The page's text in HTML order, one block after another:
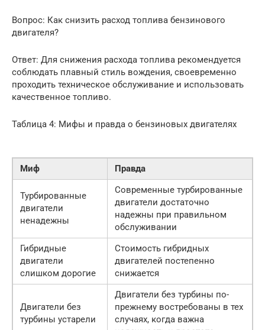
Вопрос: Как снизить расход топлива бензинового
двигателя?
Ответ: Для снижения расхода топлива рекомендуется
соблюдать плавный стиль вождения, своевременно
проходить техническое обслуживание и использовать
качественное топливо.
Таблица 4: Мифы и правда о бензиновых двигателях
Миф Правда
Турбированные
двигатели
ненадежны
Современные турбированные
двигатели достаточно
надежны при правильном
обслуживании
Гибридные
двигатели
слишком дорогие
Стоимость гибридных
двигателей постепенно
снижается
Двигатели без
турбины устарели
Двигатели без турбины по-
прежнему востребованы в тех
случаях, когда важна